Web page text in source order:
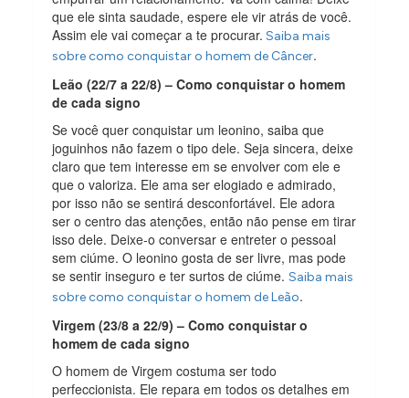
que ele sinta saudade, espere ele vir atrás de você.
Assim ele vai começar a te procurar. Saiba mais
sobre como conquistar o homem de Câncer.
Leão (22/7 a 22/8) – Como conquistar o homem
de cada signo
Se você quer conquistar um leonino, saiba que
joguinhos não fazem o tipo dele. Seja sincera, deixe
claro que tem interesse em se envolver com ele e
que o valoriza. Ele ama ser elogiado e admirado,
por isso não se sentirá desconfortável. Ele adora
ser o centro das atenções, então não pense em tirar
isso dele. Deixe-o conversar e entreter o pessoal
sem ciúme. O leonino gosta de ser livre, mas pode
se sentir inseguro e ter surtos de ciúme.Saiba mais
sobre como conquistar o homem de Leão.
Virgem (23/8 a 22/9) – Como conquistar o
homem de cada signo
O homem de Virgem costuma ser todo
perfeccionista. Ele repara em todos os detalhes em